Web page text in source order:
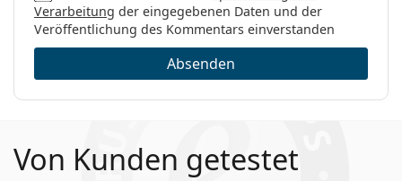
Verarbeitung der eingegebenen Daten und der
Veröffentlichung des Kommentars einverstanden
Absenden
Von Kunden getestet